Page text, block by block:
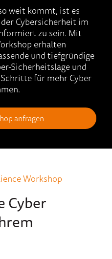
weit kommt, ist es
Cybersicherheit im
zu sein. Mit
erhalten
und tiefgründige
Sicherheitslage und
für mehr Cyber
anfragen
Workshop
Cyber